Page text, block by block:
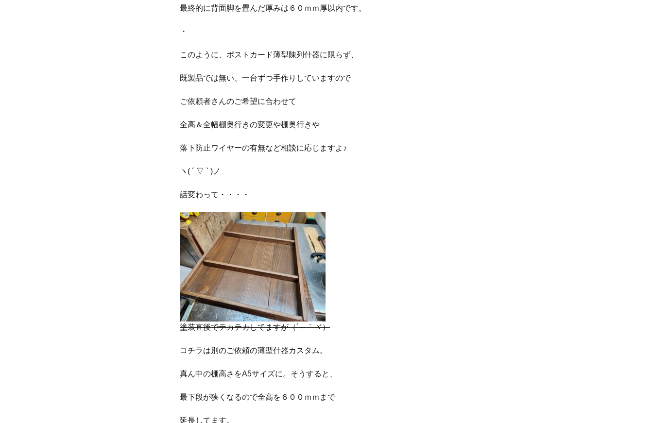
最終的に背面脚を畳んだ厚みは６０ｍｍ厚以内です。
・
このように、ポストカード薄型陳列什器に限らず、
既製品では無い、一台ずつ手作りしていますので
ご依頼者さんのご希望に合わせて
全高＆全幅棚奥行きの変更や棚奥行きや
落下防止ワイヤーの有無など相談に応じますよ♪
ヽ( ´ ▽ ` )ノ
話変わって・・・・
塗装直後でテカテカしてますが（´～｀ヾ）
コチラは別のご依頼の薄型什器カスタム。
真ん中の棚高さをA5サイズに。そうすると、
最下段が狭くなるので全高を６００ｍｍまで
延長してます。